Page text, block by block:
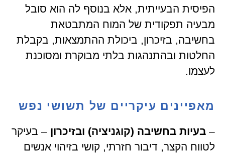
הפיסית הבעייתית, אלא בנוסף לה הוא סובל
מבעיה תפקודית של המוח המתבטאת
בחשיבה, בזיכרון, ביכולת ההתמצאות, בקבלת
החלטות ובהתנהגות בלתי מבוקרת ומסוכנת
לעצמו.
מאפיינים עיקריים של תשושי נפש
– בעיות בחשיבה (קוגניציה) ובזיכרון – בעיקר
לטווח הקצר, דיבור חזרתי, קושי בזיהוי אנשים